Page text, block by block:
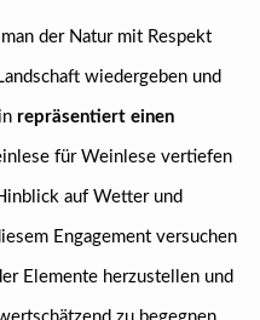
der Natur mit Respekt
wiedergeben und
repräsentiert einen
für Weinlese vertiefen
auf Wetter und
Engagement versuchen
Elemente herzustellen und